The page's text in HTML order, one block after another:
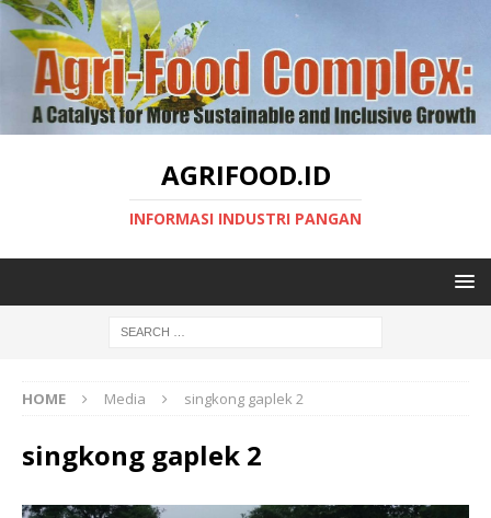
AGRIFOOD.ID
INFORMASI INDUSTRI PANGAN
HOME Media singkong gaplek 2
singkong gaplek 2